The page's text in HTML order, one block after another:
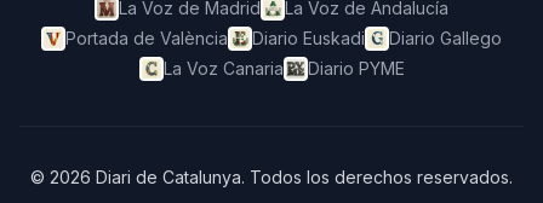
La Voz de Madrid
La Voz de Andalucía
Portada de València
Diario Euskadi
Diario Gallego
La Voz Canaria
Diario PYME
© 2026 Diari de Catalunya. Todos los derechos reservados.